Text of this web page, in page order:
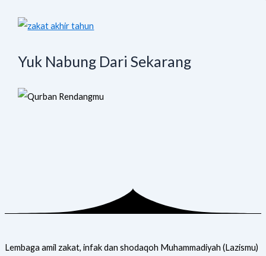
Yuk Nabung Dari Sekarang
Lembaga amil zakat, infak dan shodaqoh Muhammadiyah (Lazismu)